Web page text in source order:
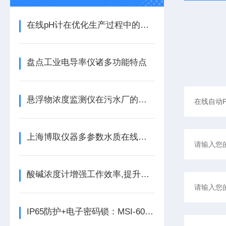
在线pH计在优化生产过程中的重要性
盘点工业电导率仪诸多功能特点
悬浮物浓度监测仪在污水厂的应用：选型与安装调试对比
上海博取仪器多参数水质在线监测仪资料
酸碱浓度计增强工作效率,提升使用效果小秘诀
IP65防护+电子密码锁：MSI-6088水质微型站的全天候安全设计